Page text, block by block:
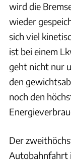
wird die
wieder
sich viel
ist bei einem
geht nicht nur
den
noch den
Der
Autobahnfahrt